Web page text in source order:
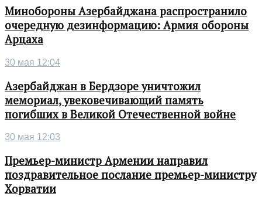
Минобороны Азербайджана распространило
очередную дезинформацию: Армия обороны
Арцаха
30 мая 12:04
Азербайджан в Бердзоре уничтожил
мемориал, увековечивающий память
погибших в Великой Отечественной войне
30 мая 12:03
Премьер-министр Армении направил
поздравительное послание премьер-министру
Хорватии